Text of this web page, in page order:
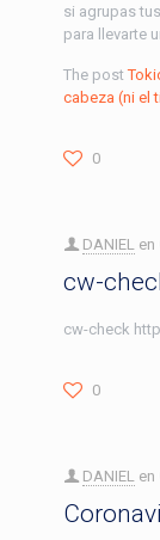
si agrupas
para llevarte
The post
cabeza (ni el
0
DANIEL en
cw-
cw-check
0
DANIEL en